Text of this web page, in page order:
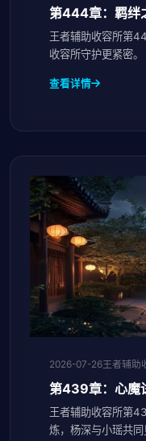
第444章：羁绊
王者辅助收容所第
收容所守护更紧密。
查看详情
2026-07-26王者辅助
第439章：心魔
王者辅助收容所第
炼，杨深与小瑶共同